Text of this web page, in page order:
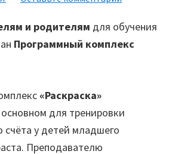
и родителям для обучения
Программный комплекс
«Раскраска»
для тренировки
счёта у детей младшего
Преподавателю